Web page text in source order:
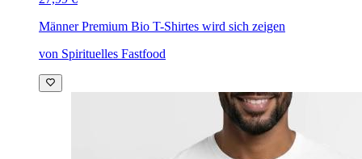
Männer Premium Bio T-Shirtes wird sich zeigen
von Spirituelles Fastfood